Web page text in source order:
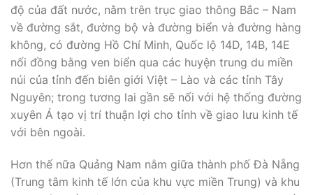
độ của đất nước, nằm trên trục giao thông Bắc – Nam
về đường sắt, đường bộ và đường biển và đường hàng
không, có đường Hồ Chí Minh, Quốc lộ 14D, 14B, 14E
nối đồng bằng ven biển qua các huyện trung du miền
núi của tỉnh đến biên giới Việt – Lào và các tỉnh Tây
Nguyên; trong tương lai gần sẽ nối với hệ thống đường
xuyên Á tạo vị trí thuận lợi cho tỉnh về giao lưu kinh tế
với bên ngoài.
Hơn thế nữa Quảng Nam nằm giữa thành phố Đà Nẵng
(Trung tâm kinh tế lớn của khu vực miền Trung) và khu